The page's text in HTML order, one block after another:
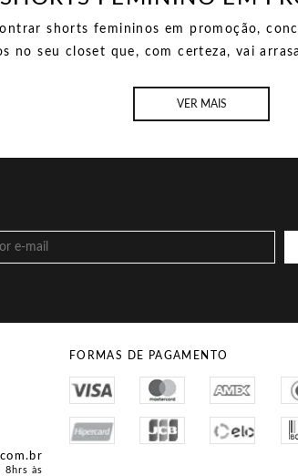
shorts femininos em promoção,
no seu closet que, com certeza, vai
VER MAIS
8hrs às
FORMAS DE PAGAMENTO